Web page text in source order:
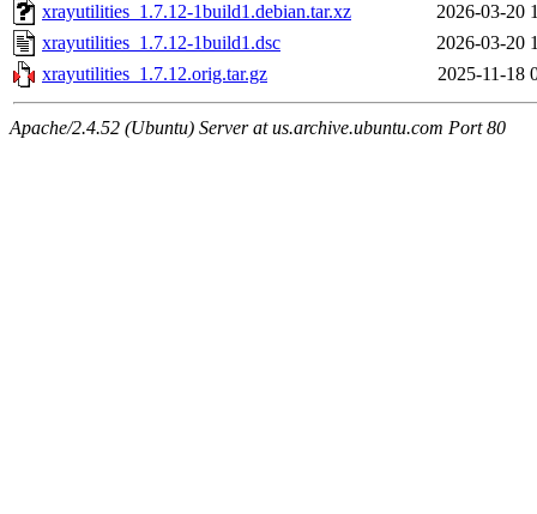
xrayutilities_1.7.12-1build1.debian.tar.xz
2026-03-20
xrayutilities_1.7.12-1build1.dsc
2026-03-20
xrayutilities_1.7.12.orig.tar.gz
2025-11-18
Apache/2.4.52 (Ubuntu) Server at us.archive.ubuntu.com Port 80